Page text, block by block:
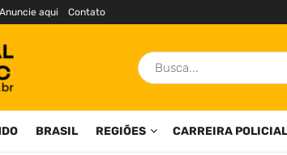
Anuncie aqui Contato
BRASIL REGIÕES CARREIRA POLICIAL